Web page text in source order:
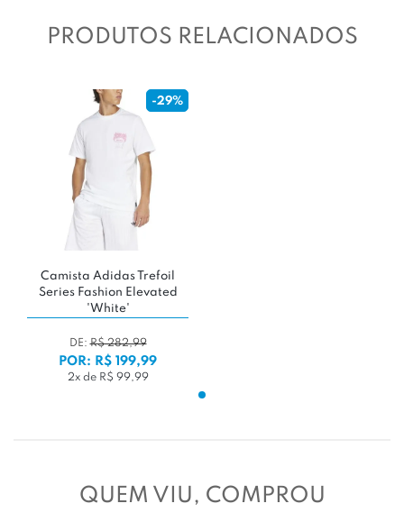
PRODUTOS RELACIONADOS
-29%
Camista Adidas Trefoil
Series Fashion Elevated
'White'
DE:R$ 282,99
POR: R$ 199,99
2x de R$ 99,99
QUEM VIU, COMPROU